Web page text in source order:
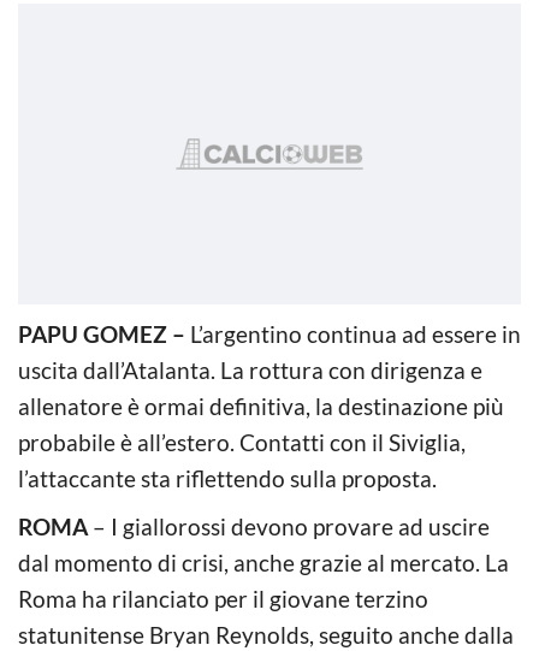
PAPU GOMEZ – L’argentino continua ad essere in
uscita dall’Atalanta. La rottura con dirigenza e
allenatore è ormai definitiva, la destinazione più
probabile è all’estero. Contatti con il Siviglia,
l’attaccante sta riflettendo sulla proposta.
ROMA – I giallorossi devono provare ad uscire
dal momento di crisi, anche grazie al mercato. La
Roma ha rilanciato per il giovane terzino
statunitense Bryan Reynolds, seguito anche dalla